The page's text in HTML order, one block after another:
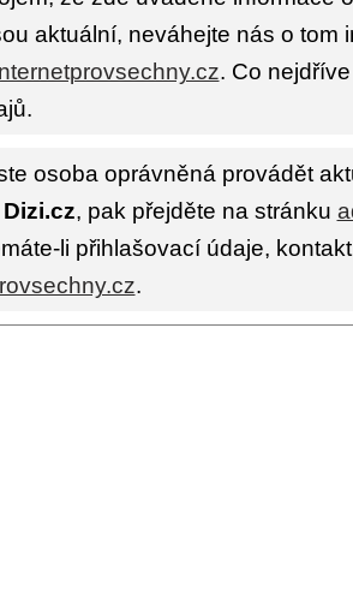
aktuální, neváhejte nás o tom
. Co
osoba oprávněná provádět
Dizi.cz, pak přejděte na stránku
li přihlašovací údaje,
.